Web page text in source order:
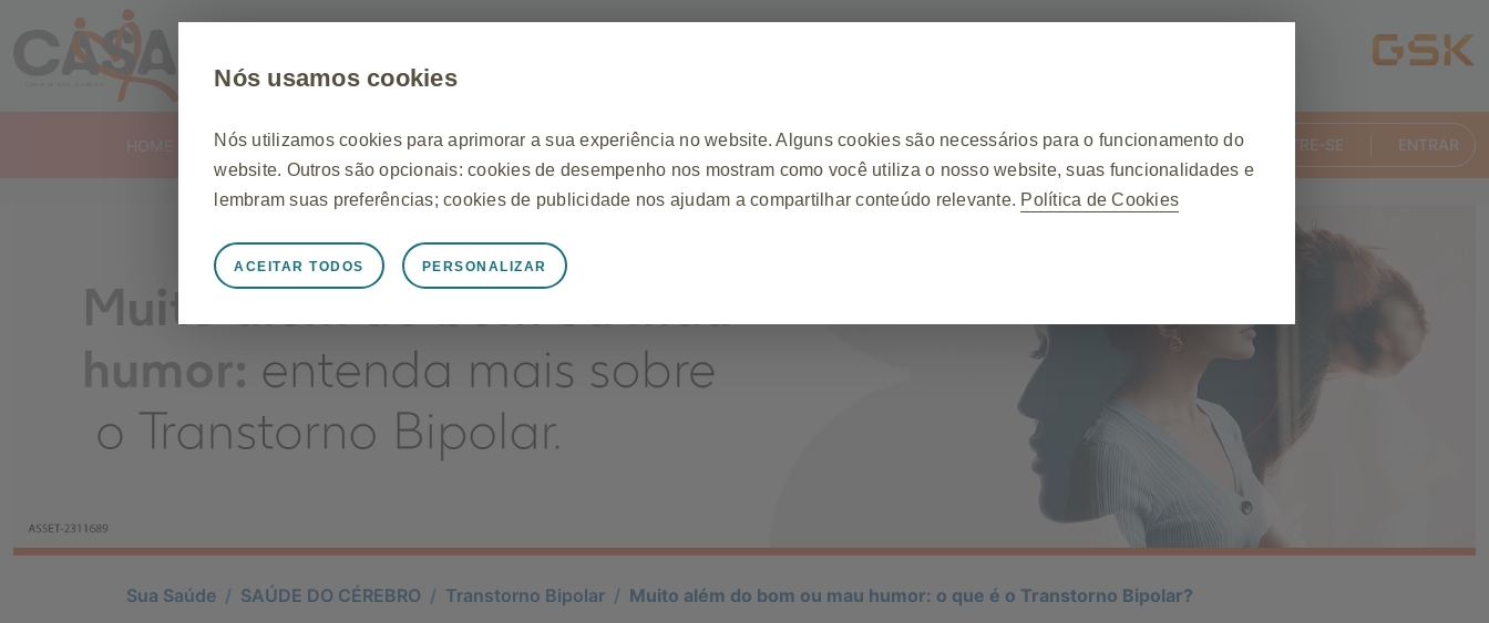
O PROGRAMA REGULAMENTO SUA SAÚDE
RELAÇÃO DE
FARMÁCIAS
CADASTRE-SE ENTRAR
Sua Saúde / SAÚDE DO CÉREBRO / Transtorno Bipolar / Muito além do bom ou mau humor: o que é o Transtorno Bipolar?
Nós usamos cookies
Nós utilizamos cookies para aprimorar a sua experiência no website. Alguns cookies são necessários para o funcionamento do
website. Outros são opcionais: cookies de desempenho nos mostram como você utiliza o nosso website, suas funcionalidades e
lembram suas preferências; cookies de publicidade nos ajudam a compartilhar conteúdo relevante. Política de Cookies
Sempre ativo Cookies Estritamente Necessários
Necessários para o funcionamento apropriado do website, como armazenar dados de sessão durante uma visita ao website,
gerenciar preferências de cookies e tags, e proteger a segurança do website. Além disso, alguns cookies são definidos em
resposta a ações feitas por você que equivalem a uma solicitação de serviços, como definir suas preferências de privacidade,
fazer login ou preencher formulários. Você pode configurar o seu navegador para bloquear ou alertar sobre esses cookies, mas
algumas partes do site não funcionarão corretamente. Esses cookies não armazenam informações pessoalmente identificáveis.
❮
Cookies de Publicidade
PERSONALIZAR
ACEITAR TODOS